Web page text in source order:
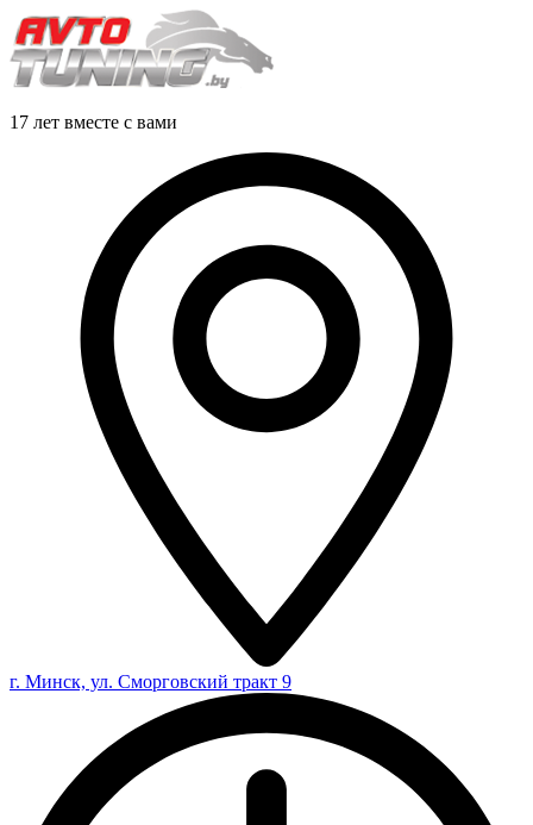
17 лет вместе с вами
г. Минск, ул. Сморговский тракт 9